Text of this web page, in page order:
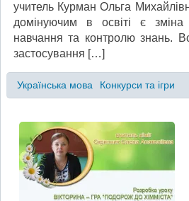
учитель Курман Ольга
домінуючим в освіті є зміна
навчання та контролю знань.
застосування […]
Українська мова Конкурси та ігри